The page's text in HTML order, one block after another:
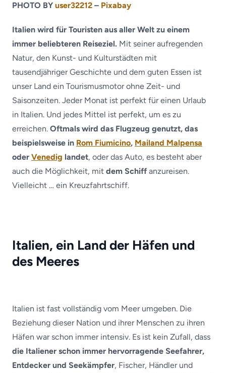
PHOTO BY user32212 – Pixabay
Italien wird für Touristen aus aller Welt zu einem
immer beliebteren Reiseziel. Mit seiner aufregenden
Natur, den Kunst- und Kulturstädten mit
tausendjähriger Geschichte und dem guten Essen ist
unser Land ein Tourismusmotor ohne Zeit- und
Saisonzeiten. Jeder Monat ist perfekt für einen Urlaub
in Italien. Und jedes Mittel ist perfekt, um es zu
erreichen. Oftmals wird das Flugzeug genutzt, das
beispielsweise in Rom Fiumicino, Mailand Malpensa
oder Venedig landet, oder das Auto, es besteht aber
auch die Möglichkeit, mit dem Schiff anzureisen.
Vielleicht … ein Kreuzfahrtschiff.
Italien, ein Land der Häfen und
des Meeres
Italien ist fast vollständig vom Meer umgeben. Die
Beziehung dieser Nation und ihrer Menschen zu ihren
Häfen war schon immer intensiv. Es ist kein Zufall, dass
die Italiener schon immer hervorragende Seefahrer,
Entdecker und Seekämpfer, Fischer, Händler und